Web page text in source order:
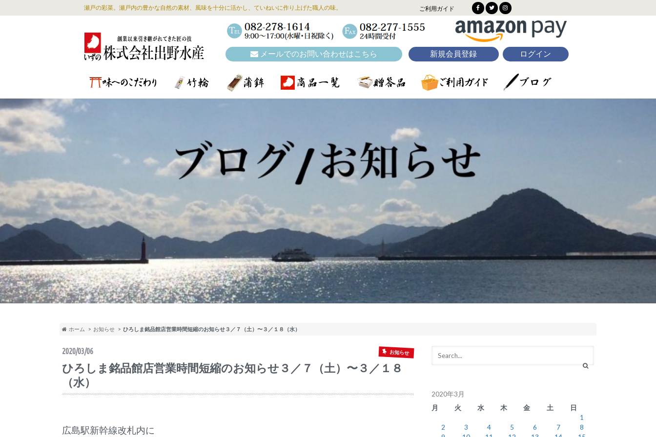
瀬戸の彩菜。瀬戸内の豊かな自然の素材、風味を十分に活かし、ていねいに作り上げた職人の味。 ご利用ガイド
メールでのお問い合わせはこちら 新規会員登録 ログイン
ホーム お知らせ ひろしま銘品館店営業時間短縮のお知らせ３／７（土）〜３／１８（水）
2020/03/06 お知らせ
ひろしま銘品館店営業時間短縮のお知らせ３／７（土）〜３／１８
（水）
広島駅新幹線改札内に
2020年3月
月
火 水 木 金 土
日
1
2
3 4 5 6 7
8